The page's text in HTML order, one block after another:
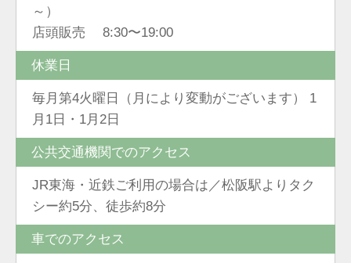
～）
店頭販売 8:30〜19:00
休業日
毎月第4火曜日（月により変動がございます） 1
月1日・1月2日
公共交通機関でのアクセス
JR東海・近鉄ご利用の場合は／松阪駅よりタク
シー約5分、徒歩約8分
車でのアクセス